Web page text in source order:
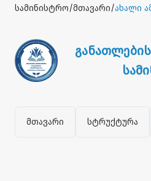
სამინისტრო/მთავარი/ახალი
მთავარი სტრუქტურა